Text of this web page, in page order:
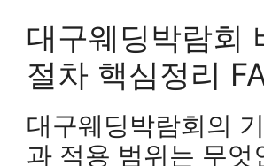
대구웨딩박람회
절차 핵심정리
대구웨딩박람회의
과 적용 범위는 무엇